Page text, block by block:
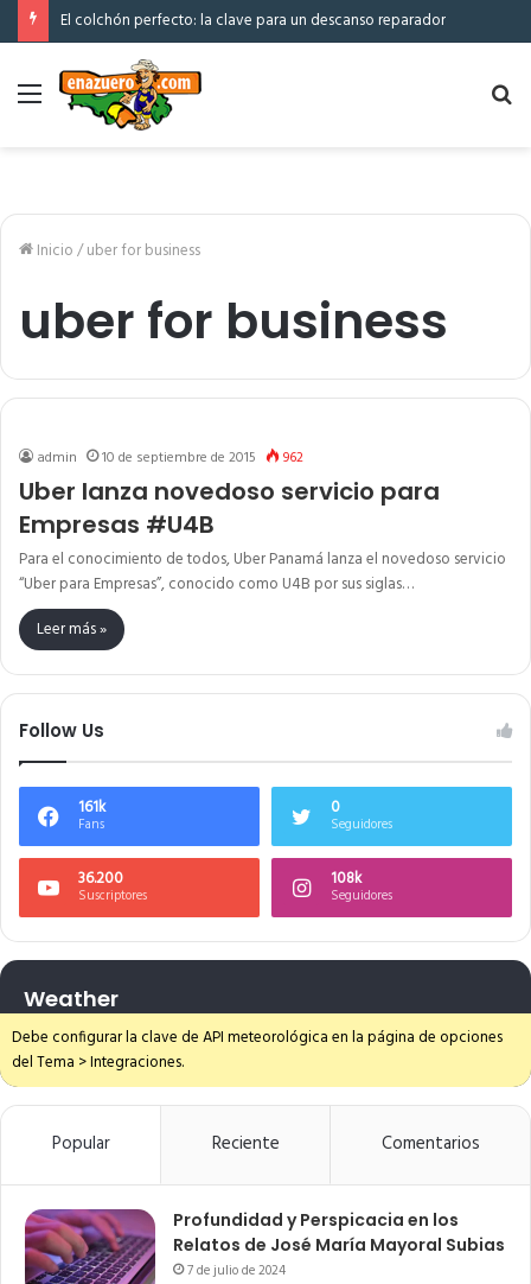
El colchón perfecto: la clave para un descanso reparador
Menú
Inicio/uber for business
uber for business
admin 10 de septiembre de 2015 962
Uber lanza novedoso servicio para
Empresas #U4B
Para el conocimiento de todos, Uber Panamá lanza el novedoso servicio
“Uber para Empresas”, conocido como U4B por sus siglas…
Leer más »
Follow Us
161k
Fans
0
Seguidores
36.200
Suscriptores
108k
Seguidores
Weather
Debe configurar la clave de API meteorológica en la página de opciones
del Tema > Integraciones.
Popular Reciente Comentarios
Profundidad y Perspicacia en los
Relatos de José María Mayoral Subias
7 de julio de 2024